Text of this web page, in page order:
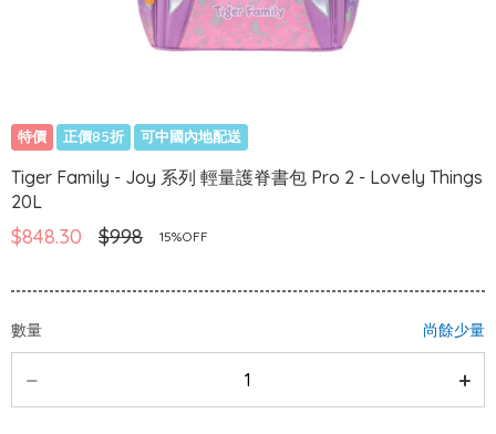
特價 正價85折 可中國內地配送
Tiger Family - Joy 系列 輕量護脊書包 Pro 2 - Lovely Things
20L
$848.30 $998 15%OFF
數量 尚餘少量